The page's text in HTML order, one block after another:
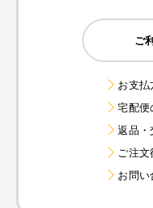
ご
お支払
宅配便
返品・
ご注
お問い